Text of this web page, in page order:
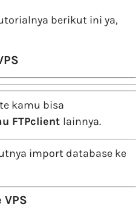
berikut ini ya,
kamu bisa
FTPclient lainnya.
import database ke